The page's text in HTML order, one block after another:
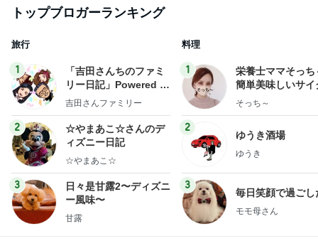
トップブロガーランキング
旅行
1
「吉田さんちのファミ
リー日記」Powered b
y Ameba 吉田さんファ
ログ
吉田さんファミリー
2
☆やまあこ☆さんのデ
ィズニー日記
☆やまあこ☆
3
日々是甘露2〜ディズニ
ー風味〜
甘露
料理
1
栄養士ママそっち
簡単美味しいサイ
献立
そっち～
2
ゆうき酒場
ゆうき
3
毎日笑顔で過ごし
モモ母さん